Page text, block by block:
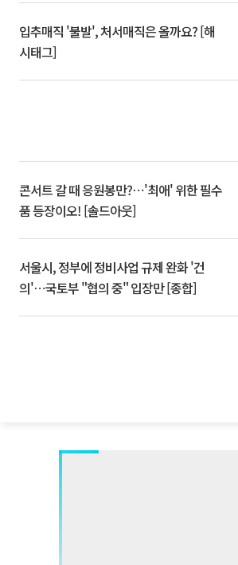
입추매직 '불발', 처서매직은 올까요? [해
시태그]
콘서트 갈 때 응원봉만?⋯'최애' 위한 필수
품 등장이오! [솔드아웃]
서울시, 정부에 정비사업 규제 완화 '건
의'⋯국토부 "협의 중" 입장만 [종합]